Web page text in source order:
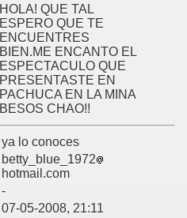
HOLA! QUE TAL
ESPERO QUE TE
ENCUENTRES
BIEN.ME ENCANTO EL
ESPECTACULO QUE
PRESENTASTE EN
PACHUCA EN LA MINA
BESOS CHAO!!
ya lo conoces
betty_blue_1972
hotmail.com
-
07-05-2008, 21:11